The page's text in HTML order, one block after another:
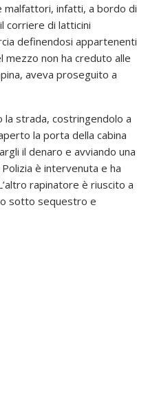
malfattori, infatti, a bordo di
corriere di latticini
definendosi appartenenti
mezzo non ha creduto alle
aveva proseguito a
la strada, costringendolo a
la porta della cabina
il denaro e avviando una
è intervenuta e ha
rapinatore è riuscito a
sotto sequestro e